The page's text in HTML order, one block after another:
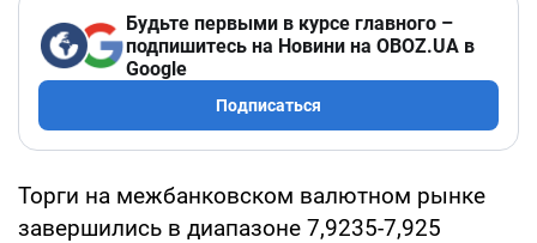
Будьте первыми в курсе главного –
подпишитесь на Новини на OBOZ.UA в
Google
Подписаться
Торги на межбанковском валютном рынке
завершились в диапазоне 7,9235-7,925